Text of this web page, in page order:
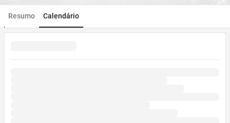
Resumo Calendário